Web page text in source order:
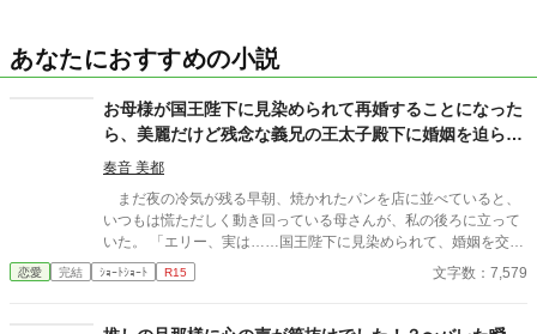
あなたにおすすめの小説
お母様が国王陛下に見染められて再婚することになった
ら、美麗だけど残念な義兄の王太子殿下に婚姻を迫られ
ました！
奏音 美都
まだ夜の冷気が残る早朝、焼かれたパンを店に並べていると、
いつもは慌ただしく動き回っている母さんが、私の後ろに立って
いた。 「エリー、実は……国王陛下に見染められて、婚姻を交わ
すことになったんだけど、貴女も王宮に入ってくれるかしら？」
国王陛下に見染められて……って。国王陛下が母さんを好きに
室の一員になれってこと！？ 国王陛下に挨拶に伺うと、そこに
恋愛 完結 ｼｮｰﾄｼｮｰﾄ R15 文字数：7,579